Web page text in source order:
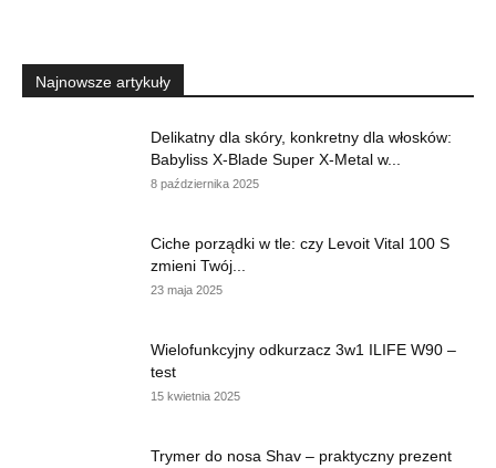
Najnowsze artykuły
Delikatny dla skóry, konkretny dla włosków:
Babyliss X-Blade Super X-Metal w...
8 października 2025
Ciche porządki w tle: czy Levoit Vital 100 S
zmieni Twój...
23 maja 2025
Wielofunkcyjny odkurzacz 3w1 ILIFE W90 –
test
15 kwietnia 2025
Trymer do nosa Shav – praktyczny prezent